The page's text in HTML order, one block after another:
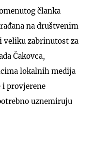
članka
na društvenim
veliku zabrinutost za
Čakovca,
lokalnih medija
i provjerene
uznemiruju